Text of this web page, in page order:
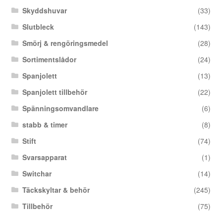
Skyddshuvar
(33)
Slutbleck
(143)
Smörj & rengöringsmedel
(28)
Sortimentslådor
(24)
Spanjolett
(13)
Spanjolett tillbehör
(22)
Spänningsomvandlare
(6)
stabb & timer
(8)
Stift
(74)
Svarsapparat
(1)
Switchar
(14)
Täckskyltar & behör
(245)
Tillbehör
(75)